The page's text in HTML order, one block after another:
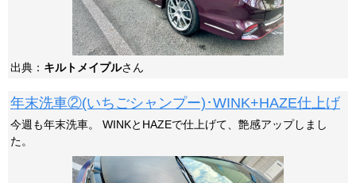
出典： キルトメイプルさん
年末洗車②(いちごシャンプー)･WINK+HAZE仕上げ
今週も年末洗車。 WINKとHAZEで仕上げて、艶感アップしまし
た。